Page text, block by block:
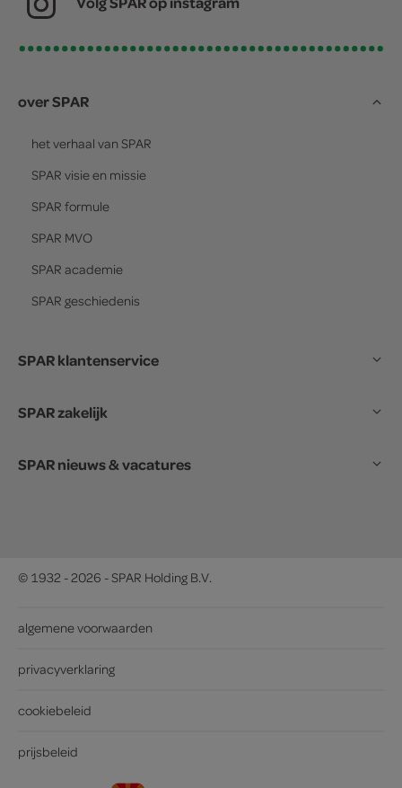
over SPAR
het verhaal van SPAR
SPAR visie en missie
SPAR formule
SPAR MVO
SPAR academie
SPAR geschiedenis
SPAR klantenservice
SPAR zakelijk
SPAR nieuws & vacatures
© 1932 - 2026 - SPAR Holding B.V.
algemene voorwaarden
privacyverklaring
cookiebeleid
prijsbeleid